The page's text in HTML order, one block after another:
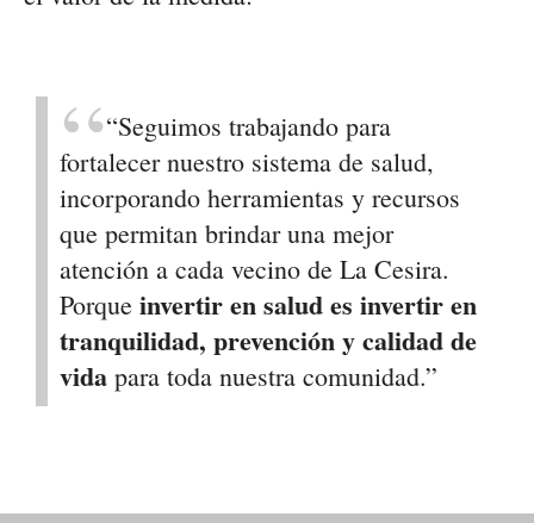
“Seguimos trabajando para
fortalecer nuestro sistema de salud,
incorporando herramientas y recursos
que permitan brindar una mejor
atención a cada vecino de La Cesira.
Porque invertir en salud es invertir en
tranquilidad, prevención y calidad de
vida para toda nuestra comunidad.”